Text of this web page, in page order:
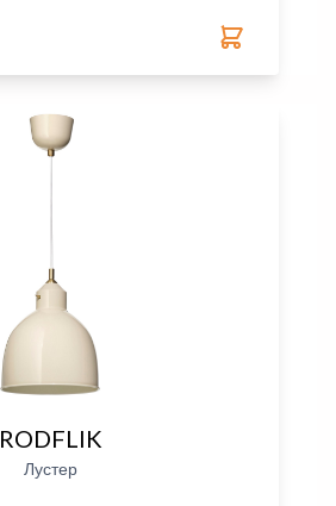
RODFLIK
Лустер